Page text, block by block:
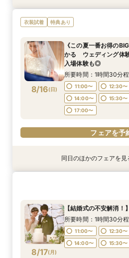
8/15 (土 )
【挙式＋会食が5万円
る少人数ウェディング
11:00〜
12:30〜
14:00〜
フェアを予約
8/15 (土 )
【期間限定】50％
ペーンフェア
11:00〜
12:30〜
14:00〜
フェアを予約
8/15 (土 )
【結婚式の不安解消！
11:00〜
12:30〜
14:00〜
15:30〜
フェアを予約
8/15 (土 )
【和婚フェア｜挙式料
婚が叶う。神社挙式も
11:00〜
12:30〜
14:00〜
フェアを予約
衣装試着 特典あり
8/16(日)
《この夏一番お得の
かる ウェディング体
入場体験も◎
所要時間：1時間30分
11:00〜
12:30〜
14:00〜
15:30〜
17:00〜
フェアを予
8/16 日)
【挙式＋会食が5万円
14:00〜
15:30〜
フェアを予
8/16 日)
【期間限定】50％
14:00〜
15:30〜
フェアを予
8/16 日)
【 スマホで気軽に参
14:00〜
15:30〜
フェアを予
8/16 日)
11:00〜
12:30〜
14:00〜
15:30〜
フェアを予
8/16 日)
【結婚式の費用がぐ
BIGフェア
所要時間：1時間30分
11:00〜
12:30〜
14:00〜
15:30〜
17:00〜
8/16 日)
【和婚フェア｜挙式
14:00〜
15:30〜
フェアを予
同日のほかのフェアを見
8/17(月)
【結婚式の不安解消
所要時間：1時間30分
11:00〜
12:30〜
14:00〜
15:30〜